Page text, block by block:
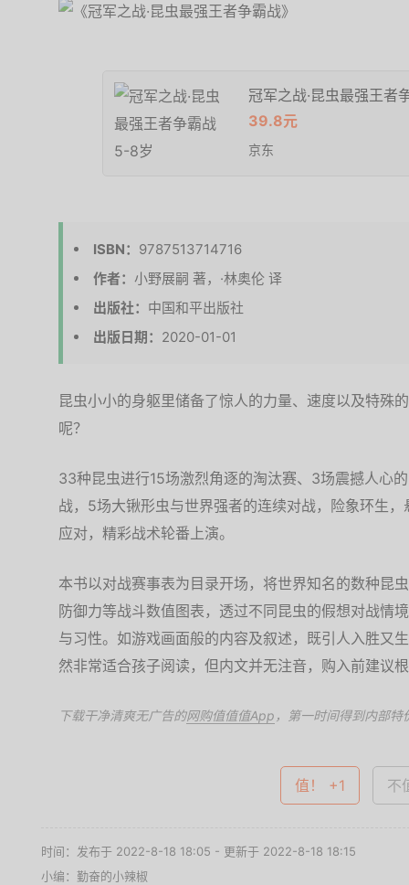
冠军之战·昆虫最强王者
39.8元
京东
ISBN： 9787513714716
作者： 小野展嗣 著，·林奥伦 译
出版社： 中国和平出版社
出版日期： 2020-01-01
昆虫小小的身躯里储备了惊人的力量、速度以及特殊
呢？
33种昆虫进行15场激烈角逐的淘汰赛、3场震撼人心
战，5场大锹形虫与世界强者的连续对战，险象环生
应对，精彩战术轮番上演。
本书以对战赛事表为目录开场，将世界知名的数种昆
防御力等战斗数值图表，透过不同昆虫的假想对战情
与习性。如游戏画面般的内容及叙述，既引人入胜又
然非常适合孩子阅读，但内文并无注音，购入前建议
下载干净清爽无广告的网购值值值App ，第一时间得到内部特
值！ +1 不
时间：发布于 2022-8-18 18:05 - 更新于 2022-8-18 18:15
小编：勤奋的小辣椒